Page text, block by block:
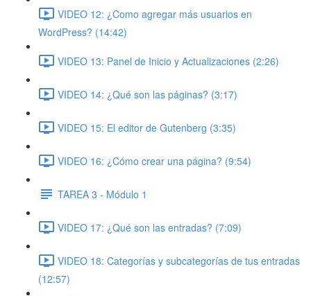
VIDEO 12: ¿Como agregar más usuarios en
WordPress? (14:42)
VIDEO 13: Panel de Inicio y Actualizaciones (2:26)
VIDEO 14: ¿Qué son las páginas? (3:17)
VIDEO 15: El editor de Gutenberg (3:35)
VIDEO 16: ¿Cómo crear una página? (9:54)
TAREA 3 - Módulo 1
VIDEO 17: ¿Qué son las entradas? (7:09)
VIDEO 18: Categorías y subcategorías de tus entradas
(12:57)